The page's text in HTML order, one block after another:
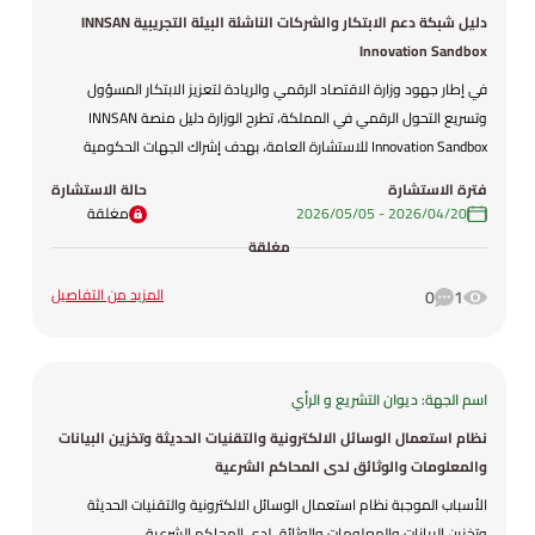
دليل شبكة دعم الابتكار والشركات الناشئة البيئة التجريبية INNSAN
Innovation Sandbox
في إطار جهود وزارة الاقتصاد الرقمي والريادة لتعزيز الابتكار المسؤول
وتسريع التحول الرقمي في المملكة، تطرح الوزارة دليل منصة INNSAN
Innovation Sandbox للاستشارة العامة، بهدف إشراك الجهات الحكومية
قبل اعتماده بصيغته النهائية. تمثل منصة INNSAN نموذجًا وطنيًا متقدمًا
لتمكين التجريب المنظم للحلول الرقمية والتقنيات الناشئة ضمن بيئة خاضعة
للإشراف، بما يوازن بين دعم الابتكار وضمان الامتثال التشريعي وحماية
المستخدمين واستقرار السوق. وتهدف هذه الاستشارة إلى جمع الملاحظات
فترة الاستشارة
20‏/04‏/2026
-
05‏/05‏/2026
حالة الاستشارة
مغلقة
مغلقة
1
0 المزيد من التفاصيل
اسم الجهة: ديوان التشريع و الرأي
نظام استعمال الوسائل الالكترونية والتقنيات الحديثة وتخزين البيانات
والمعلومات والوثائق لدى المحاكم الشرعية
الأسباب الموجبة نظام استعمال الوسائل الالكترونية والتقنيات الحديثة